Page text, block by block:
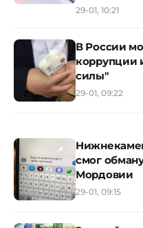
29-01, 10:21
В России
коррупции
силы"
29-01, 09:22
смог
Мордовии
29-01, 09:15